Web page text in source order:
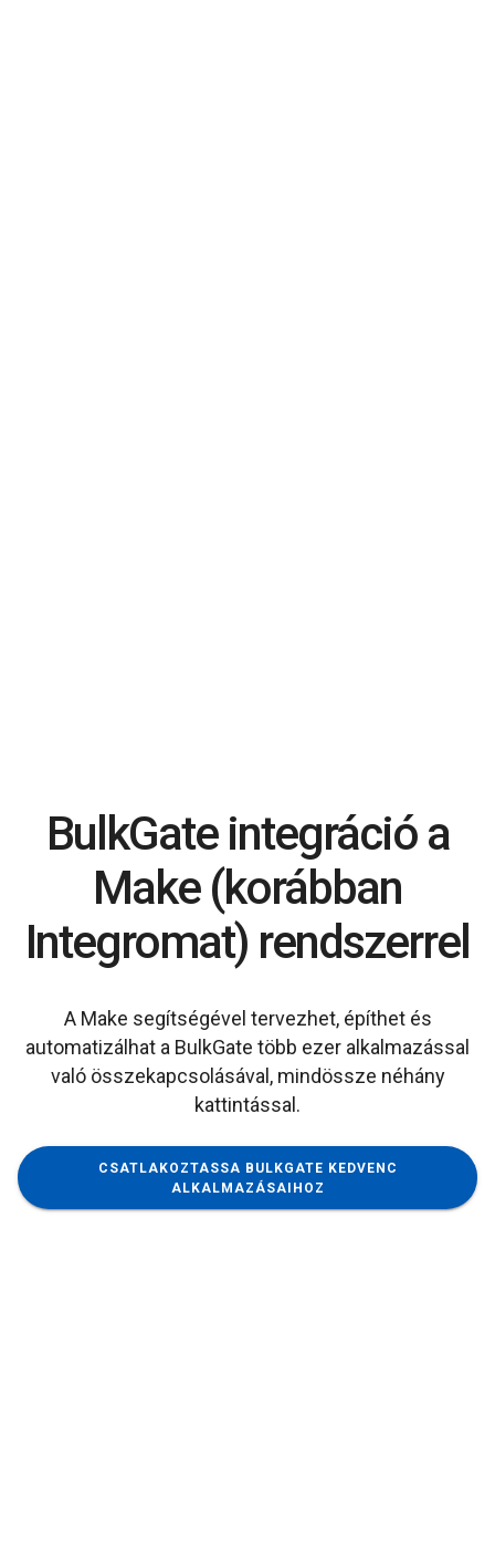
BulkGate integráció a
Make (korábban
Integromat) rendszerrel
A Make segítségével tervezhet, építhet és
automatizálhat a BulkGate több ezer alkalmazással
való összekapcsolásával, mindössze néhány
kattintással.
CSATLAKOZTASSA BULKGATE KEDVENC
ALKALMAZÁSAIHOZ